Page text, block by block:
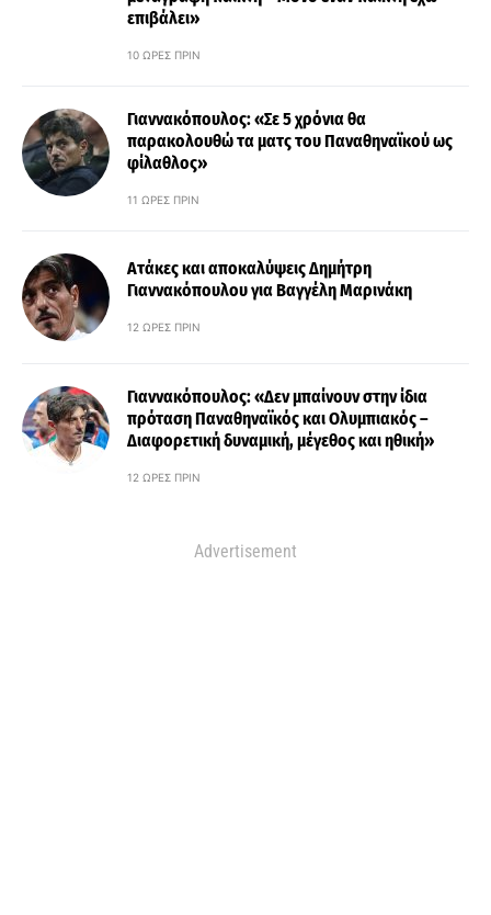
επιβάλει»
10 ΏΡΕΣ ΠΡΙΝ
Γιαννακόπουλος: «Σε 5 χρόνια θα
παρακολουθώ τα ματς του Παναθηναϊκού ως
φίλαθλος»
11 ΏΡΕΣ ΠΡΙΝ
Ατάκες και αποκαλύψεις Δημήτρη
Γιαννακόπουλου για Βαγγέλη Μαρινάκη
12 ΏΡΕΣ ΠΡΙΝ
Γιαννακόπουλος: «Δεν μπαίνουν στην ίδια
πρόταση Παναθηναϊκός και Ολυμπιακός –
Διαφορετική δυναμική, μέγεθος και ηθική»
12 ΏΡΕΣ ΠΡΙΝ
Advertisement